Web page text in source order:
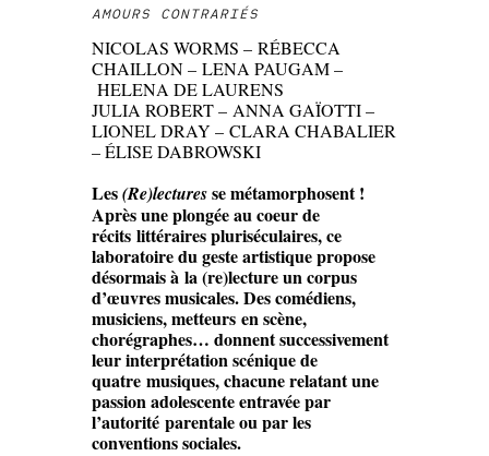
AMOURS CONTRARIÉS
NICOLAS WORMS – RÉBECCA
CHAILLON – LENA PAUGAM –
HELENA DE LAURENS
JULIA ROBERT – ANNA GAÏOTTI –
LIONEL DRAY – CLARA CHABALIER
– ÉLISE DABROWSKI
Les(Re)lecturesse métamorphosent !
Après une plongée au coeur de
récits littéraires pluriséculaires, ce
laboratoire du geste artistique propose
désormais à la (re)lecture un corpus
d’œuvres musicales. Des comédiens,
musiciens, metteurs en scène,
chorégraphes… donnent successivement
leur interprétation scénique de
quatre musiques, chacune relatant une
passion adolescente entravée par
l’autorité parentale ou par les
conventions sociales.